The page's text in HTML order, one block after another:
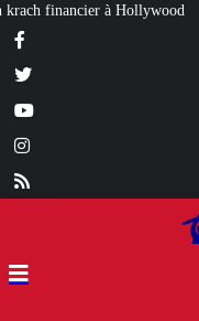
Citations politiques :